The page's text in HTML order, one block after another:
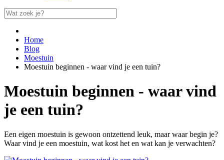
Home
Blog
Moestuin
Moestuin beginnen - waar vind je een tuin?
Moestuin beginnen - waar vind
je een tuin?
Een eigen moestuin is gewoon ontzettend leuk, maar waar begin je?
Waar vind je een moestuin, wat kost het en wat kan je verwachten?